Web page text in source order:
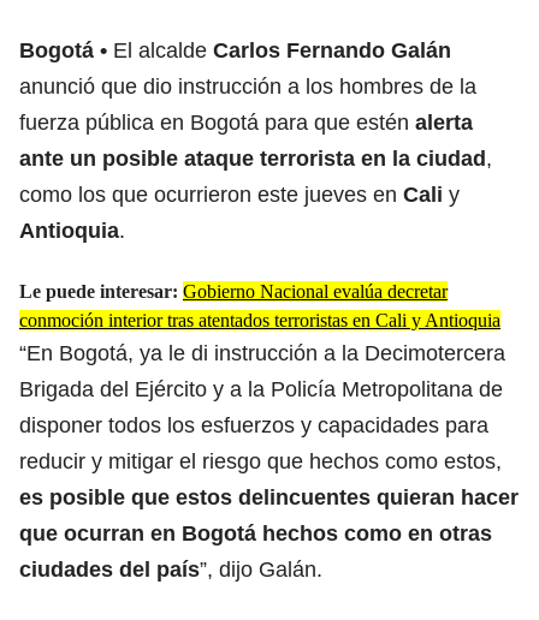
Bogotá El alcalde Carlos Fernando Galán
anunció que dio instrucción a los hombres de la
fuerza pública en Bogotá para que estén alerta
ante un posible ataque terrorista en la ciudad,
como los que ocurrieron este jueves en Cali y
Antioquia.
Le puede interesar: Gobierno Nacional evalúa decretar
conmoción interior tras atentados terroristas en Cali y Antioquia
“En Bogotá, ya le di instrucción a la Decimotercera
Brigada del Ejército y a la Policía Metropolitana de
disponer todos los esfuerzos y capacidades para
reducir y mitigar el riesgo que hechos como estos,
es posible que estos delincuentes quieran hacer
que ocurran en Bogotá hechos como en otras
ciudades del país”, dijo Galán.